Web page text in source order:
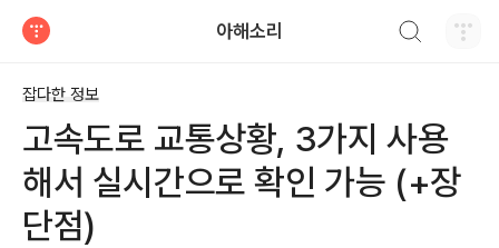
아해소리
잡다한 정보
고속도로 교통상황, 3가지 사용
해서 실시간으로 확인 가능 (+장
단점)